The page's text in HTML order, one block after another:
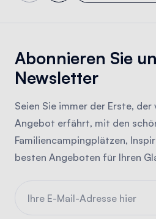
Abonnieren Sie
Newsletter
Seien Sie immer der Erste,
Angebot erfährt, mit den
Familiencampingplätzen,
besten Angeboten für Ihren